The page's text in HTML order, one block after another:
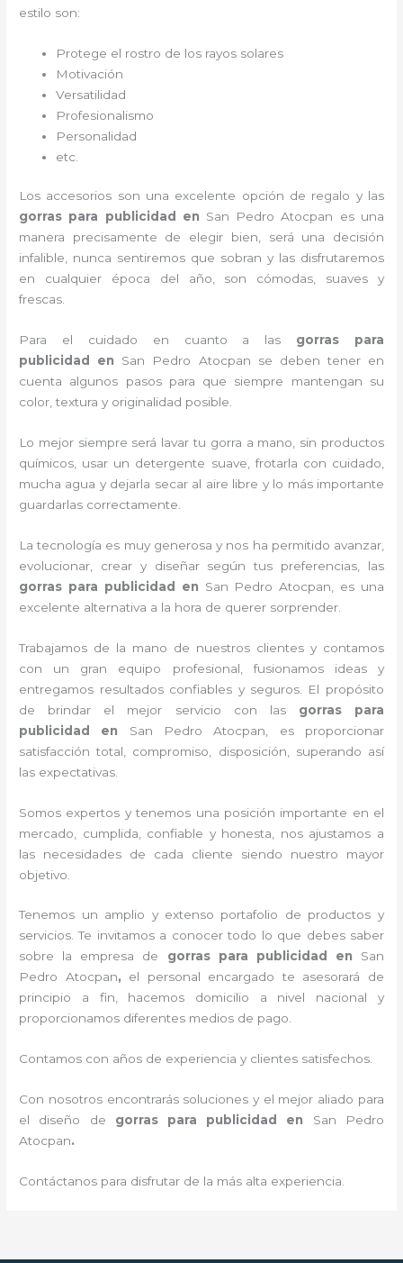
estilo son:
Protege el rostro de los rayos solares
Motivación
Versatilidad
Profesionalismo
Personalidad
etc.
Los accesorios son una excelente opción de regalo y las
gorras para publicidad
en San Pedro Atocpan es una
manera precisamente de elegir bien, será una decisión
infalible, nunca sentiremos que sobran y las disfrutaremos
en cualquier época del año, son cómodas, suaves y
frescas.
Para el cuidado en cuanto a las gorras para
publicidad
en San Pedro Atocpan
se deben tener en
cuenta algunos pasos para que siempre mantengan su
color, textura y originalidad posible.
Lo mejor siempre será lavar tu gorra a mano, sin productos
químicos, usar un detergente suave, frotarla con cuidado,
mucha agua y dejarla secar al aire libre y lo más importante
guardarlas correctamente.
La tecnología es muy generosa y nos ha permitido avanzar,
evolucionar, crear y diseñar según tus preferencias, las
gorras para publicidad
en San Pedro Atocpan, es una
excelente alternativa a la hora de querer sorprender.
Trabajamos de la mano de nuestros clientes y contamos
con un gran equipo profesional, fusionamos ideas y
entregamos resultados confiables y seguros. El propósito
de brindar el mejor servicio con las gorras para
publicidad
en San Pedro Atocpan, es proporcionar
satisfacción total, compromiso, disposición, superando así
las expectativas.
Somos expertos y tenemos una posición importante en el
mercado, cumplida, confiable y honesta, nos ajustamos a
las necesidades de cada cliente siendo nuestro mayor
objetivo.
Tenemos un amplio y extenso portafolio de productos y
servicios. Te invitamos a conocer todo lo que debes saber
sobre la empresa de gorras para publicidad en San
Pedro Atocpan, el personal encargado te asesorará de
principio a fin, hacemos domicilio a nivel nacional y
proporcionamos diferentes medios de pago.
Contamos con años de experiencia y clientes satisfechos.
Con nosotros encontrarás soluciones y el mejor aliado para
el diseño de gorras para publicidad en San Pedro
Atocpan.
Contáctanos para disfrutar de la más alta experiencia.